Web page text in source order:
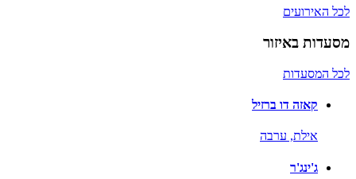
לכל האירועים
מסעדות באיזור
לכל המסעדות
קאזה דו ברזיל
אילת, ערבה
ג'ינג'ר